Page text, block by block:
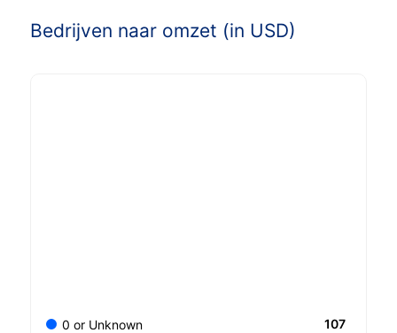
Bedrijven naar omzet (in USD)
0 or Unknown
107